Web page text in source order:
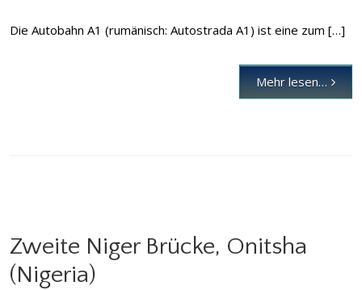
Die Autobahn A1 (rumänisch: Autostrada A1) ist eine zum […]
Mehr lesen…
Zweite Niger Brücke, Onitsha (Nigeria)
Zweite Niger Brücke, Onitsha
(Nigeria)